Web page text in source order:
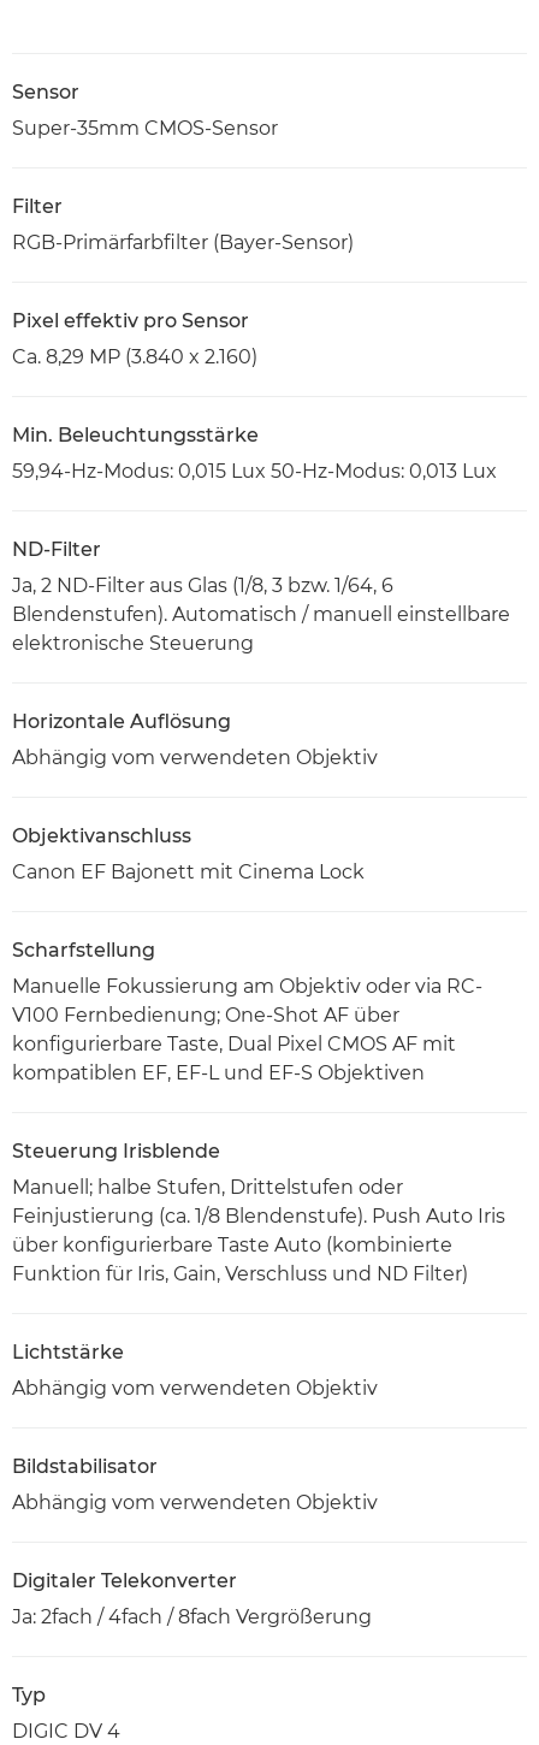
Sensor
Super-35mm CMOS-Sensor
Filter
RGB-Primärfarbfilter (Bayer-Sensor)
Pixel effektiv pro Sensor
Ca. 8,29 MP (3.840 x 2.160)
Min. Beleuchtungsstärke
59,94-Hz-Modus: 0,015 Lux 50-Hz-Modus: 0,013 Lux
ND-Filter
Ja, 2 ND-Filter aus Glas (1/8, 3 bzw. 1/64, 6
Blendenstufen). Automatisch / manuell einstellbare
elektronische Steuerung
Horizontale Auflösung
Abhängig vom verwendeten Objektiv
Objektivanschluss
Canon EF Bajonett mit Cinema Lock
Scharfstellung
Manuelle Fokussierung am Objektiv oder via RC-
V100 Fernbedienung; One-Shot AF über
konfigurierbare Taste, Dual Pixel CMOS AF mit
kompatiblen EF, EF-L und EF-S Objektiven
Steuerung Irisblende
Manuell; halbe Stufen, Drittelstufen oder
Feinjustierung (ca. 1/8 Blendenstufe). Push Auto Iris
über konfigurierbare Taste Auto (kombinierte
Funktion für Iris, Gain, Verschluss und ND Filter)
Lichtstärke
Abhängig vom verwendeten Objektiv
Bildstabilisator
Abhängig vom verwendeten Objektiv
Digitaler Telekonverter
Ja: 2fach / 4fach / 8fach Vergrößerung
Typ
DIGIC DV 4